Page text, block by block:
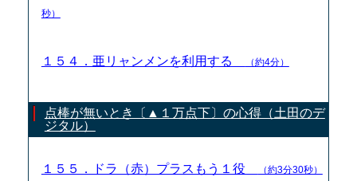
秒）
１５４．亜リャンメンを利用する （約4分）
点棒が無いとき〔▲１万点下〕の心得（土田のデ
ジタル）
１５５．ドラ（赤）プラスもう１役 （約3分30秒）